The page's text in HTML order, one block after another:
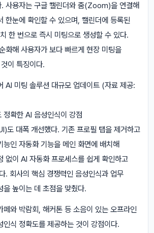
. 사용자는 구글 캘린더와 줌(Zoom)을 연결해
한눈에 확인할 수 있으며, 캘린더에 등록된
한 번으로 즉시 미팅으로 생성할 수 있다.
화해 사용자가 보다 빠르게 현장 미팅을
이 특징이다.
AI 미팅 솔루션 대규모 업데이트 (자료 제공:
정확한 AI 음성인식이 강점
도 대폭 개선했다. 기존 프로필 탭을 제거하고
능인 자동화 기능을 메인 화면에 배치해
없이 AI 자동화 프로세스를 쉽게 확인하고
. 회사의 핵심 경쟁력인 음성인식과 업무
을 높이는 데 초점을 맞췄다.
페와 박람회, 해커톤 등 소음이 있는 오프라인
인식 정확도를 제공하는 것이 강점이다.